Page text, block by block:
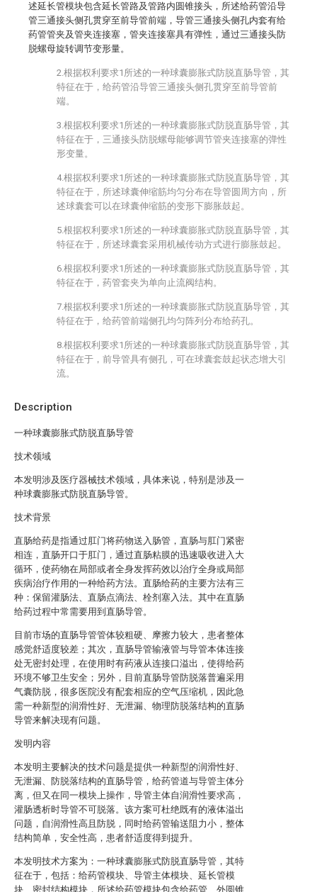
Description
一种球囊膨胀式防脱直肠导管
技术领域
本发明涉及医疗器械技术领域，具体来说，特别是涉及一
种球囊膨胀式防脱直肠导管。
技术背景
直肠给药是指通过肛门将药物送入肠管，直肠与肛门紧密
相连，直肠开口于肛门，通过直肠粘膜的迅速吸收进入大
循环，使药物在局部或者全身发挥药效以治疗全身或局部
疾病治疗作用的一种给药方法。直肠给药的主要方法有三
种：保留灌肠法、直肠点滴法、栓剂塞入法。其中在直肠
给药过程中常需要用到直肠导管。
目前市场的直肠导管管体较粗硬、摩擦力较大，患者整体
感觉舒适度较差；其次，直肠导管输液管与导管本体连接
处无密封处理，在使用时有药液从连接口溢出，使得给药
环境不够卫生安全；另外，目前直肠导管防脱落普遍采用
气囊防脱，很多医院没有配套相应的空气压缩机，因此急
需一种新型的润滑性好、无泄漏、物理防脱落结构的直肠
导管来解决现有问题。
发明内容
本发明主要解决的技术问题是提供一种新型的润滑性好、
无泄漏、防脱落结构的直肠导管，给药管道与导管主体分
离，但又在同一模块上操作，导管主体自润滑性要求高，
灌肠透析时导管不可脱落。该方案可杜绝既有的液体溢出
问题，自润滑性高且防脱，同时给药管输送阻力小，整体
结构简单，安全性高，患者舒适度得到提升。
本发明技术方案为：一种球囊膨胀式防脱直肠导管，其特
征在于，包括：给药管模块、导管主体模块、延长管模
块、密封结构模块，所述给药管模块包含给药管、外圆锥
述延长管模块包含延长管路及管路内圆锥接头，所述给药管沿导
管三通接头侧孔贯穿至前导管前端，导管三通接头侧孔内套有给
药管管夹及管夹连接塞，管夹连接塞具有弹性，通过三通接头防
脱螺母旋转调节变形量。
2.根据权利要求1所述的一种球囊膨胀式防脱直肠导管，其
特征在于，给药管沿导管三通接头侧孔贯穿至前导管前
端。
3.根据权利要求1所述的一种球囊膨胀式防脱直肠导管，其
特征在于，三通接头防脱螺母能够调节管夹连接塞的弹性
形变量。
4.根据权利要求1所述的一种球囊膨胀式防脱直肠导管，其
特征在于，所述球囊伸缩筋均匀分布在导管圆周方向，所
述球囊套可以在球囊伸缩筋的变形下膨胀鼓起。
5.根据权利要求1所述的一种球囊膨胀式防脱直肠导管，其
特征在于，所述球囊套采用机械传动方式进行膨胀鼓起。
6.根据权利要求1所述的一种球囊膨胀式防脱直肠导管，其
特征在于，药管套夹为单向止流阀结构。
7.根据权利要求1所述的一种球囊膨胀式防脱直肠导管，其
特征在于，给药管前端侧孔均匀阵列分布给药孔。
8.根据权利要求1所述的一种球囊膨胀式防脱直肠导管，其
特征在于，前导管具有侧孔，可在球囊套鼓起状态增大引
流。